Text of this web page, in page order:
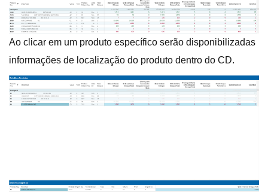
Ao clicar em um produto específico serão disponibilizadas
informações de localização do produto dentro do CD.